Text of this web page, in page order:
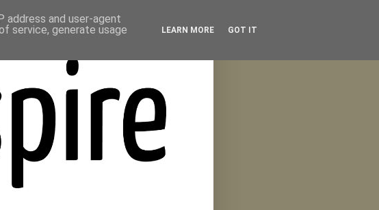
address and user-agent
service, generate usage
LEARN MORE GOT IT